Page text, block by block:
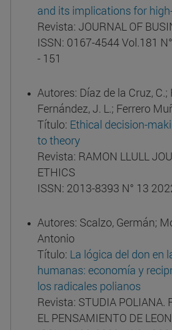
and its implications for
Revista: JOURNAL OF
ISSN: 0167-4544 Vol.181
- 151
Autores: Díaz de la Cruz,
Fernández, J. L.; Ferrero
Título: Ethical decision-
to theory
Revista: RAMON LLULL
ETHICS
ISSN: 2013-8393 N° 13
Autores: Scalzo, Germán;
Antonio
Título: La lógica del don en
humanas: economía y
los radicales polianos
Revista: STUDIA POLIANA.
EL PENSAMIENTO DE